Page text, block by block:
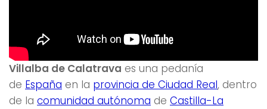
Villalba de Calatrava es una pedanía
de España en la provincia de Ciudad Real, dentro
de la comunidad autónoma de Castilla-La